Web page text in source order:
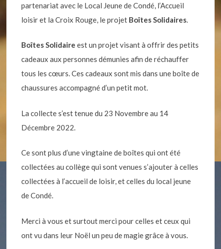
partenariat avec le Local Jeune de Condé, l’Accueil
loisir et la Croix Rouge, le projet Boîtes Solidaires.
Boîtes Solidaire est un projet visant à offrir des petits
cadeaux aux personnes démunies afin de réchauffer
tous les cœurs. Ces cadeaux sont mis dans une boîte de
chaussures accompagné d’un petit mot.
La collecte s’est tenue du 23 Novembre au 14
Décembre 2022.
Ce sont plus d’une vingtaine de boîtes qui ont été
collectées au collège qui sont venues s’ajouter à celles
collectées à l’accueil de loisir, et celles du local jeune
de Condé.
Merci à vous et surtout merci pour celles et ceux qui
ont vu dans leur Noël un peu de magie grâce à vous.